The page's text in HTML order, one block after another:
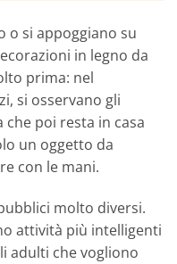
o si appoggiano su
in legno da
prima: nel
si osservano gli
poi resta in casa
un oggetto da
con le mani.
molto diversi.
attività più intelligenti
adulti che vogliono